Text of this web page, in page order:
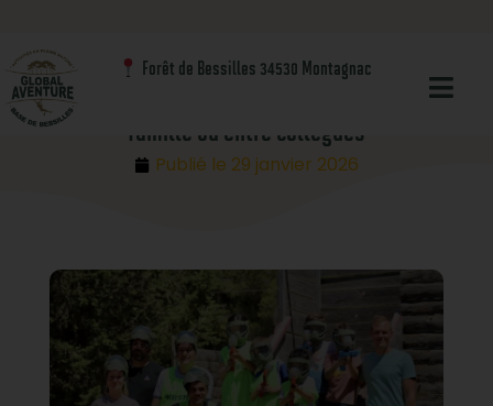
Forêt de Bessilles 34530 Montagnac
BlogNos activités
Activités de groupe à Bessilles : entre amis, en
famille ou entre collègues
Publié le 29 janvier 2026